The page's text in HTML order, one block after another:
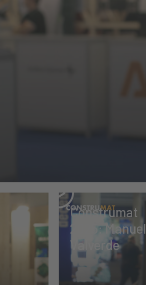
Construmat
2025: Manuel
Valverde